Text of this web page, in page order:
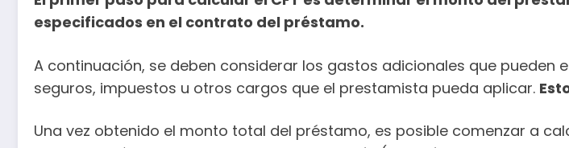
especificados en el contrato del préstamo.
A continuación, se deben considerar los gastos adicionales que
seguros, impuestos u otros cargos que el prestamista pueda aplicar.
Una vez obtenido el monto total del préstamo, es posible comenzar a